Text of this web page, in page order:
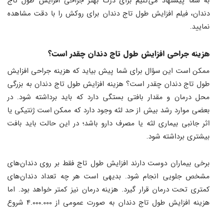
دندان، فیلم افزایش طول تاج دندان برای روکش را با دقت مشاهده
نمایید.
هزینه جراحی افزایش طول تاج دندان چقدر است؟
ممکن است این سؤال برای شما پیش بیاید که هزینه جراحی افزایش
طول تاج دندان چقدر است؟ هزینه افزایش طول تاج دندان به بزرگی
محل درمان و مقدار بافتی بستگی دارد که باید برداشته شود. در
بعضی موارد رشد بیش از حد لثه وجود دارد که ممکن است ژنتیکی یا
اثر جانبی بیماری لثه یا مصرف دارو باشد؛ در این حالت باید بافت
بیشتری برداشته شود.
برخی بیماران دوست دارند افزایش طول تاج فقط بر روی دندان‌های
مشخص جلویی انجام شود. بدیهی است هر چه تعداد دندان‌های
کمتری تحت درمان قرار گیرد. هزینه درمان نیز کمتر خواهد بود. اما
هزینه افزایش طول تاج دندان به صورت عمومی از 4.000.000 شروع